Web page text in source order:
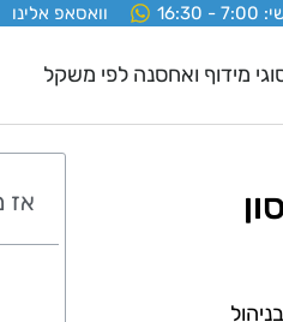
וואסאפ אלינו
מידוף ואחסנה לפי משקל
אז